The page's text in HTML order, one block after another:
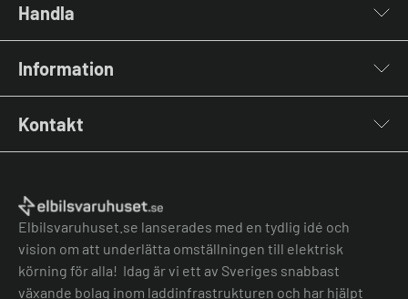
Handla
Laddkablar
Kabelhållare
Stolpar & Fästen
Information
Lastbalansering
Grön teknik bidrag
Jämför laddboxar
Köpvillkor
Kontakt
Elbilsvaruhuset.se lanserades med en tydlig idé och
vision om att underlätta omställningen till elektrisk
körning för alla! Idag är vi ett av Sveriges snabbast
växande bolag inom laddinfrastrukturen och har hjälpt